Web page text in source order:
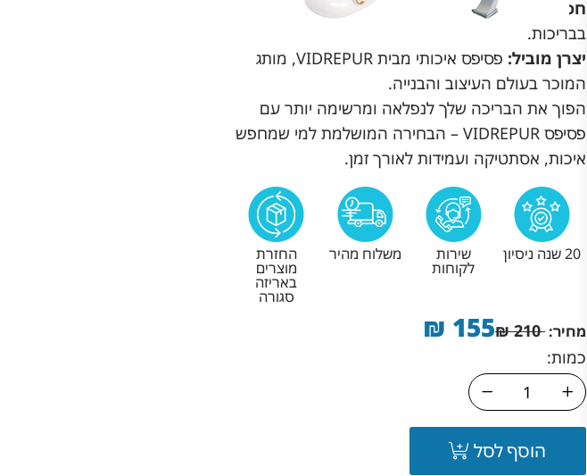
חסינות כימית:עמידות בפני כימיקלים המשמשים
בבריכות.
יצרן מוביל:
פסיפס איכותי מבית VIDREPUR, מותג
המוכר בעולם העיצוב והבנייה.
הפוך את הבריכה שלך לנפלאה ומרשימה יותר עם
פסיפס VIDREPUR – הבחירה המושלמת למי שמחפש
איכות, אסתטיקה ועמידות לאורך זמן.
20 שנה ניסיון שירות
לקוחות
משלוח מהיר החזרת
מוצרים
באריזה
סגורה
מחיר: 210
₪
155
₪
כמות:
הוסף לסל